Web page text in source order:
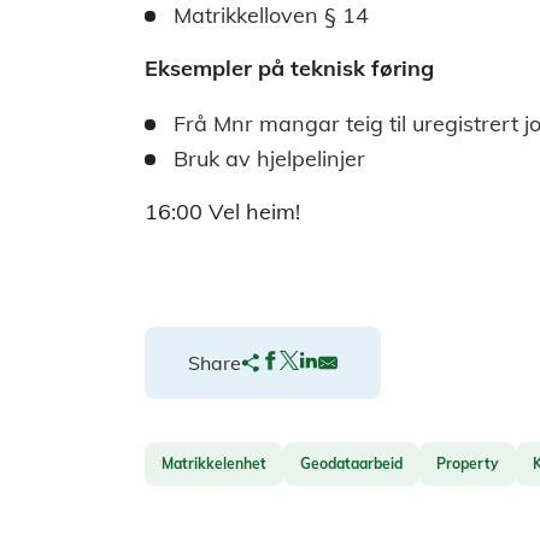
Matrikkelloven § 14
Eksempler på teknisk føring
Frå Mnr mangar teig til uregistrert
Bruk av hjelpelinjer
16:00 Vel heim!
Share
Matrikkelenhet Geodataarbeid Property